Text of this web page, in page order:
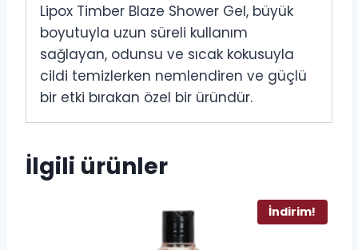
Lipox Timber Blaze Shower Gel, büyük
boyutuyla uzun süreli kullanım
sağlayan, odunsu ve sıcak kokusuyla
cildi temizlerken nemlendiren ve güçlü
bir etki bırakan özel bir üründür.
İlgili ürünler
İndirim!